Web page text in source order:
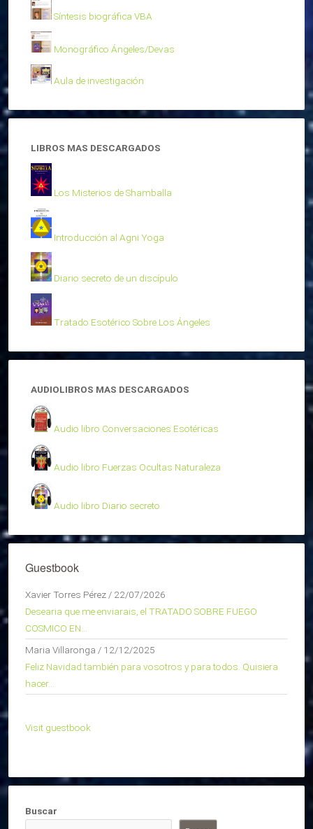
Síntesis biográfica VBA
Monográfico Ángeles/Devas
Aula de investigación
LIBROS MAS DESCARGADOS
Los Misterios de Shamballa
Introducción al Agni Yoga
Diario secreto de un discípulo
Tratado Esotérico Sobre Los Ángeles
AUDIOLIBROS MAS DESCARGADOS
Audio libro Conversaciones Esotéricas
Audio libro Fuerzas Ocultas Naturaleza
Audio libro Diario secreto
Guestbook
Xavier Torres Pérez / 22/07/2026
Desearia que me enviarais, el TRATADO SOBRE FUEGO
COSMICO EN...
Maria Villaronga / 12/12/2025
Feliz Navidad también para vosotros y para todos. Quisiera
hacer...
Visit guestbook
Buscar